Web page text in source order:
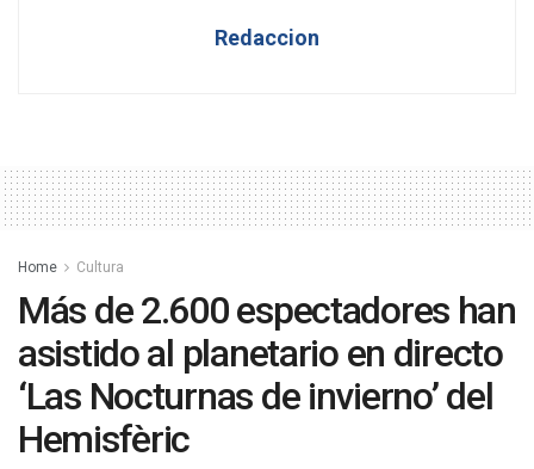
Redaccion
Home Cultura
Más de 2.600 espectadores han
asistido al planetario en directo
‘Las Nocturnas de invierno’ del
Hemisfèric